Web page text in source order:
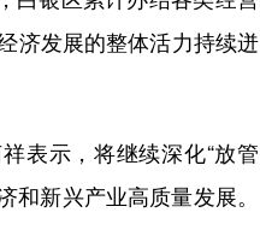
济发展的整体活力持续迸
表示，将继续深化“放管
新兴产业高质量发展。